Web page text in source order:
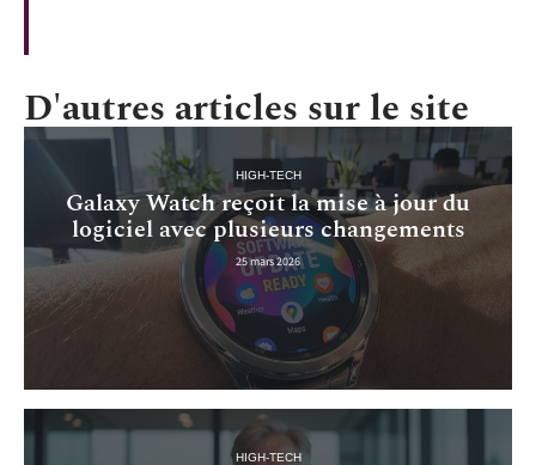
D'autres articles sur le site
HIGH-TECH
Galaxy Watch reçoit la mise à jour du
logiciel avec plusieurs changements
25 mars 2026
HIGH-TECH